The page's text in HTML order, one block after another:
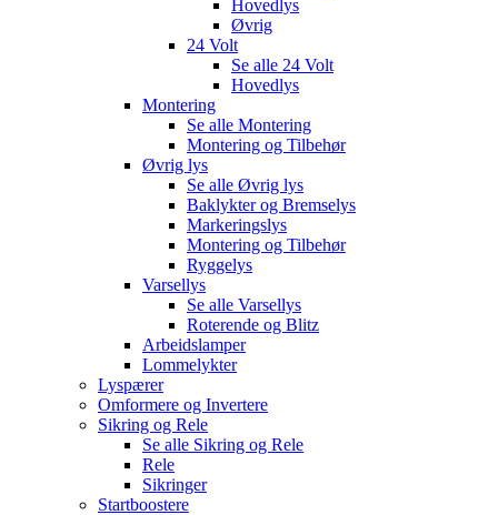
Hovedlys
Øvrig
24 Volt
Se alle 24 Volt
Hovedlys
Montering
Se alle Montering
Montering og Tilbehør
Øvrig lys
Se alle Øvrig lys
Baklykter og Bremselys
Markeringslys
Montering og Tilbehør
Ryggelys
Varsellys
Se alle Varsellys
Roterende og Blitz
Arbeidslamper
Lommelykter
Lyspærer
Omformere og Invertere
Sikring og Rele
Se alle Sikring og Rele
Rele
Sikringer
Startboostere